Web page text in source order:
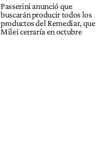
Passerini anunció que
buscarán producir todos los
productos del Remediar, que
Milei cerraría en octubre